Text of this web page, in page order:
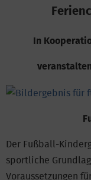
In
Der Fußball-
sportliche
Voraussetzungen